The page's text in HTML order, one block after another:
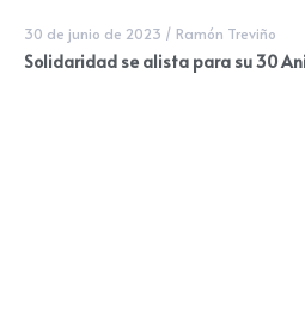
30 de junio de 2023 / Ramón Treviño
Solidaridad se alista para su 30